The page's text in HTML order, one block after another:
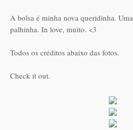
A bolsa é minha nova queridinha.
palhinha. In love, muito. <3
Todos os créditos abaixo das fotos.
Check it out.